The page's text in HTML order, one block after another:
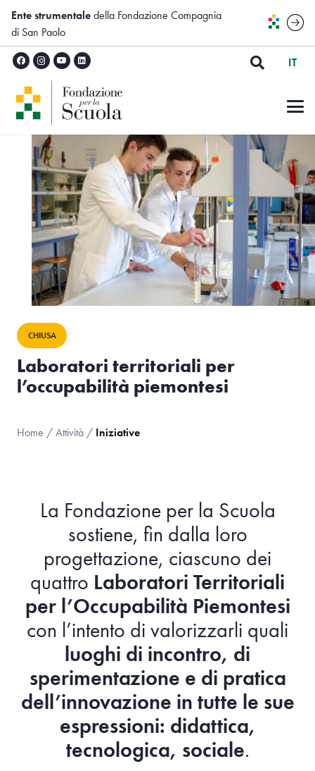
Ente strumentaledella Fondazione Compagnia
di San Paolo
CHIUSA
Laboratori territoriali per
l’occupabilità piemontesi
Home /Attività / Iniziative
La Fondazione per la Scuola
sostiene, fin dalla loro
progettazione, ciascuno dei
quattro Laboratori Territoriali
per l’Occupabilità Piemontesi
con l’intento di valorizzarli quali
luoghi di incontro, di
sperimentazione e di pratica
dell’innovazione in tutte le sue
espressioni: didattica,
tecnologica, sociale.